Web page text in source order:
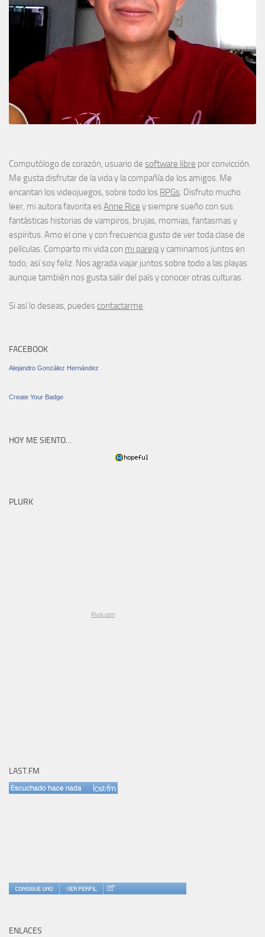
Computólogo de corazón, usuario de software libre por convicción.
Me gusta disfrutar de la vida y la compañía de los amigos. Me
encantan los videojuegos, sobre todo los RPGs. Disfruto mucho
leer, mi autora favorita esAnne Rice y siempre sueño con sus
fantásticas historias de vampiros, brujas, momias, fantasmas y
espíritus. Amo el cine y con frecuencia gusto de ver toda clase de
películas. Comparto mi vida con mi parejay caminamos juntos en
todo; así soy feliz. Nos agrada viajar juntos sobre todo a las playas
aunque también nos gusta salir del país y conocer otras culturas.
Si así lo deseas, puedes contactarme.
FACEBOOK
Alejandro González Hernández
Create Your Badge
HOY ME SIENTO…
PLURK
Plurk.com
LAST.FM
ENLACES